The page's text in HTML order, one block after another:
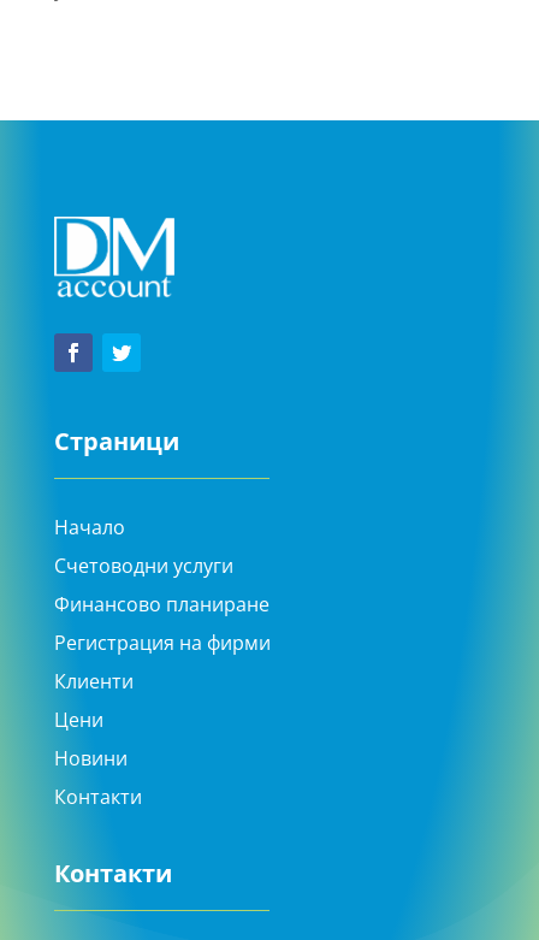
Страници
Начало
Счетоводни услуги
Финансово планиране
Регистрация на фирми
Клиенти
Цени
Новини
Контакти
Контакти